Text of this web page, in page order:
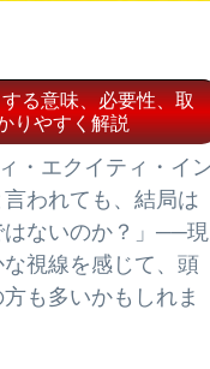
る意味、必要性、取
りやすく解説
・エクイティ・イ
われても、結局は
はないのか？」──現
視線を感じて、頭
も多いかもしれま